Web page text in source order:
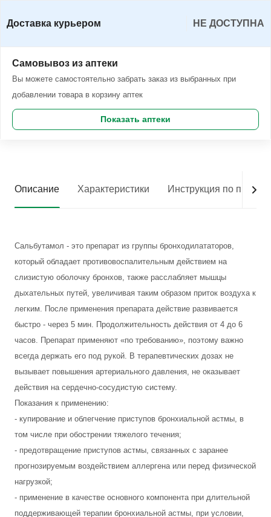
Доставка курьером НЕ ДОСТУПНА
Самовывоз из аптеки
Вы можете самостоятельно забрать заказ из выбранных при
добавлении товара в корзину аптек
Показать аптеки
Описание Характеристики Инструкция по
Сальбутамол - это препарат из группы бронходилататоров,
который обладает противовоспалительным действием на
слизистую оболочку бронхов, также расслабляет мышцы
дыхательных путей, увеличивая таким образом приток воздуха к
легким. После применения препарата действие развивается
быстро - через 5 мин. Продолжительность действия от 4 до 6
часов. Препарат применяют «по требованию», поэтому важно
всегда держать его под рукой. В терапевтических дозах не
вызывает повышения артериального давления, не оказывает
действия на сердечно-сосудистую систему.
Показания к применению:
- купирование и облегчение приступов бронхиальной астмы, в
том числе при обострении тяжелого течения;
- предотвращение приступов астмы, связанных с заранее
прогнозируемым воздействием аллергена или перед физической
нагрузкой;
- применение в качестве основного компонента при длительной
поддерживающей терапии бронхиальной астмы, при условии,